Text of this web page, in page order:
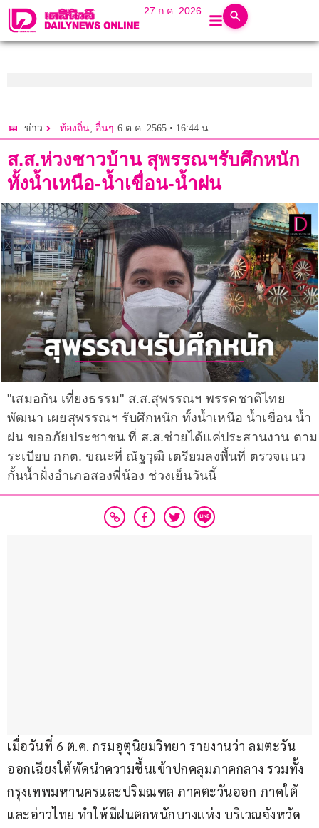
27 ก.ค. 2026
ข่าว ท้องถิ่น, อื่นๆ 6 ต.ค. 2565 • 16:44 น.
ส.ส.ห่วงชาวบ้าน สุพรรณฯรับศึกหนัก
ทั้งน้ำเหนือ-น้ำเขื่อน-น้ำฝน
"เสมอกัน เที่ยงธรรม" ส.ส.สุพรรณฯ พรรคชาติไทย
พัฒนา เผยสุพรรณฯ รับศึกหนัก ทั้งน้ำเหนือ น้ำเขื่อน น้ำ
ฝน ขออภัยประชาชน ที่ ส.ส.ช่วยได้แค่ประสานงาน ตาม
ระเบียบ กกต. ขณะที่ ณัฐวุฒิ เตรียมลงพื้นที่ ตรวจแนว
กั้นน้ำฝั่งอำเภอสองพี่น้อง ช่วงเย็นวันนี้
เมื่อวันที่ 6 ต.ค. กรมอุตุนิยมวิทยา รายงานว่า ลมตะวัน
ออกเฉียงใต้พัดนำความชื้นเข้าปกคลุมภาคกลาง รวมทั้ง
กรุงเทพมหานครและปริมณฑล ภาคตะวันออก ภาคใต้
และอ่าวไทย ทำให้มีฝนตกหนักบางแห่ง บริเวณจังหวัด